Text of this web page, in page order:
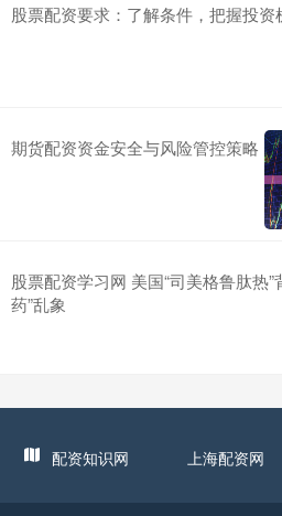
股票配资要求：了解条件，把握投资
期货配资资金安全与风险管控策略
股票配资学习网 美国“司美格鲁肽热”
药”乱象
配资知识网 上海配资网